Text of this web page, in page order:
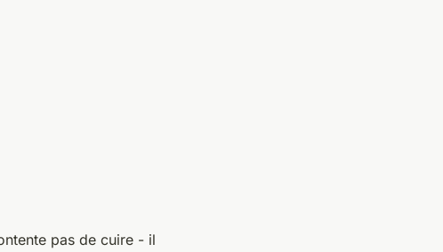
pas de cuire - il